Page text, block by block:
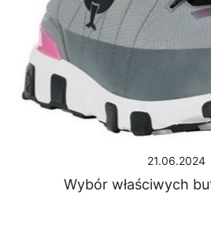
21.06.2024
Wybór właściwych